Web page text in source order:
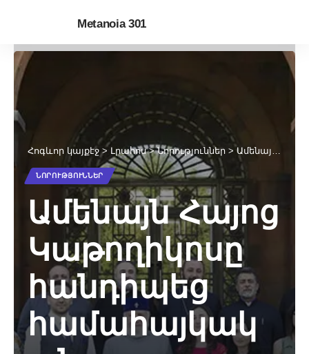
Metanoia 301
Հոգևոր կայքէջ > Լրահոս>Նորություններ >Ամենայն Հայոց Կաթողիկոսը հանդիպեց համահայկական երիտասարդական հավաքի կազմակերպիչ խմբի հետ (նկարներ)
ՆՈՐՈՒԹՅՈՒՆՆԵՐ
Ամենայն Հայոց
Կաթողիկոսը
հանդիպեց
համահայկակ